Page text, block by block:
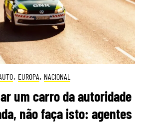
, EUROPA, NACIONAL
um carro da autoridade
não faça isto: agentes